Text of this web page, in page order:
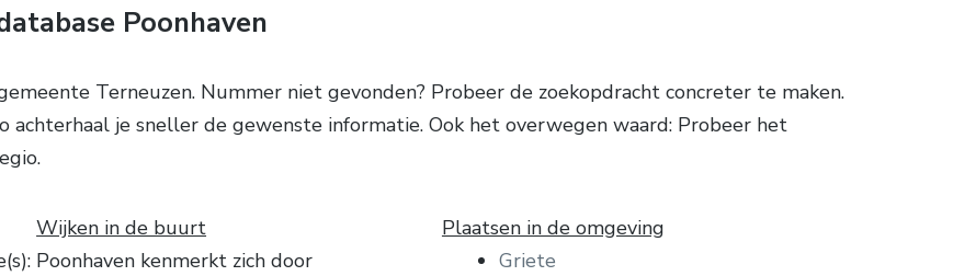
Poonhaven
Terneuzen. Nummer niet gevonden? Probeer de zoekopdracht concreter te maken.
achterhaal je sneller de gewenste informatie. Ook het overwegen waard: Probeer het
Wijken in de buurt
Poonhaven kenmerkt zich door
Plaatsen in de omgeving
Griete